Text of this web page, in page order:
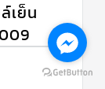
เย็น